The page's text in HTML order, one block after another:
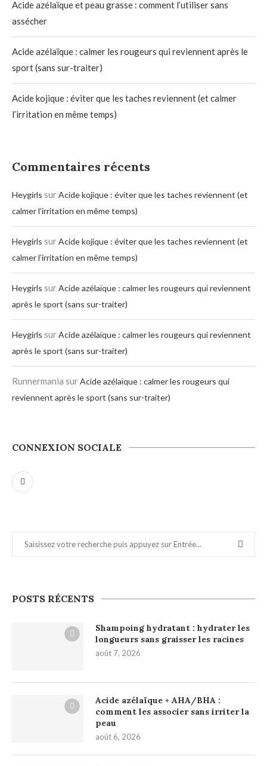
Acide azélaïque et peau grasse : comment l’utiliser sans
assécher
Acide azélaïque : calmer les rougeurs qui reviennent après le
sport (sans sur-traiter)
Acide kojique : éviter que les taches reviennent (et calmer
l’irritation en même temps)
Commentaires récents
Heygirls surAcide kojique : éviter que les taches reviennent (et
calmer l’irritation en même temps)
Heygirls surAcide kojique : éviter que les taches reviennent (et
calmer l’irritation en même temps)
Heygirls surAcide azélaïque : calmer les rougeurs qui reviennent
après le sport (sans sur-traiter)
Heygirls surAcide azélaïque : calmer les rougeurs qui reviennent
après le sport (sans sur-traiter)
Runnermania surAcide azélaïque : calmer les rougeurs qui
reviennent après le sport (sans sur-traiter)
CONNEXION SOCIALE
POSTS RÉCENTS
Shampoing hydratant : hydrater les
longueurs sans graisser les racines
août 7, 2026
Acide azélaïque + AHA/BHA :
comment les associer sans irriter la
peau
août 6, 2026